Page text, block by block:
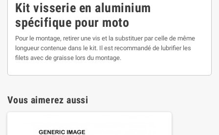
Kit visserie en aluminium
spécifique pour moto
Pour le montage, retirer une vis et la substituer par celle de même
longueur contenue dans le kit. Il est recommandé de lubrifier les
filets avec de graisse lors du montage.
Vous aimerez aussi